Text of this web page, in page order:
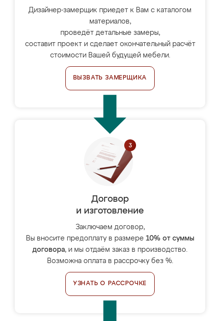
Дизайнер-замерщик приедет к Вам с каталогом
материалов,
проведёт детальные замеры,
составит проект и сделает окончательный расчёт
стоимости Вашей будущей мебели.
ВЫЗВАТЬ ЗАМЕРЩИКА
Договор
и изготовление
Заключаем договор,
Вы вносите предоплату в размере 10% от суммы
договора, и мы отдаём заказ в производство.
Возможна оплата в рассрочку без %.
УЗНАТЬ О РАССРОЧКЕ